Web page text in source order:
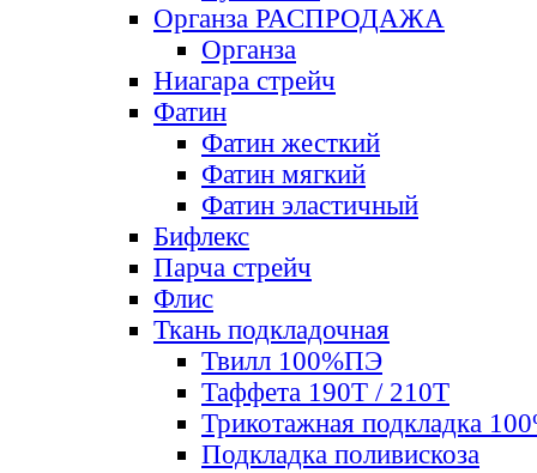
Органза РАСПРОДАЖА
Органза
Ниагара стрейч
Фатин
Фатин жесткий
Фатин мягкий
Фатин элаcтичный
Бифлекс
Парча стрейч
Флис
Ткань подкладочная
Твилл 100%ПЭ
Таффета 190Т / 210Т
Трикотажная подкладка
Подкладка поливискоза